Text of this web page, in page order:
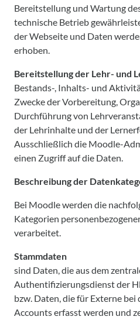
Bereitstellung und Wartung
technische Betrieb
der Webseite und Daten
erhoben.
Bereitstellung der Lehr- und
Bestands-, Inhalts- und
Zwecke der Vorbereitung,
Durchführung von
der Lehrinhalte und der
Ausschließlich die Moodle-
einen Zugriff auf die Daten.
Beschreibung der
Bei Moodle werden die
Kategorien
verarbeitet.
Stammdaten
sind Daten, die aus dem
Authentifizierungsdienst der
bzw. Daten, die für Externe bei
Accounts erfasst werden und